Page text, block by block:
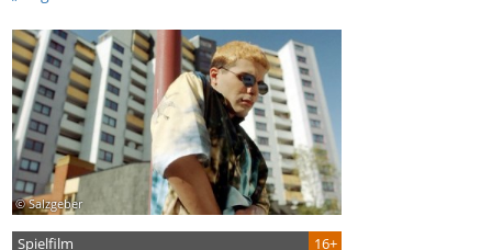
© Salzgeber
16+
Spielfilm